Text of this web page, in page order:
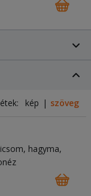
kép szöveg
hagyma,